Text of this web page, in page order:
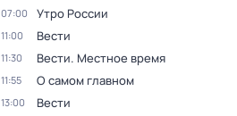
07:00 Утро России
11:00 Вести
11:30 Вести. Местное время
11:55 О самом главном
13:00 Вести